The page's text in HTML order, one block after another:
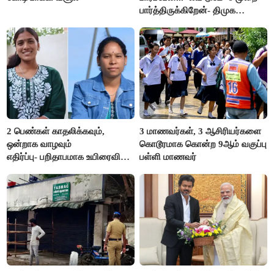
பார்த்திருக்கிறேன்- திமுக
2 பெண்கள் காதலிக்கவும்,
ஒன்றாக வாழவும்
எதிர்ப்பு- பறிதாபமாக உயிரைவிட்ட
3 மாணவர்கள், 3 ஆசிரியர்களை
கொடூரமாக கொன்ற 9ஆம் வகுப்பு
பள்ளி மாணவர்